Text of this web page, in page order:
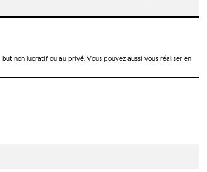
non lucratif ou au privé. Vous pouvez aussi vous réaliser en